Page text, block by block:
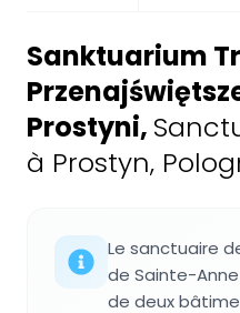
Sanktuarium
Prostyni,
à Prostyn,
Le sanctuaire
de Sainte-
de deux